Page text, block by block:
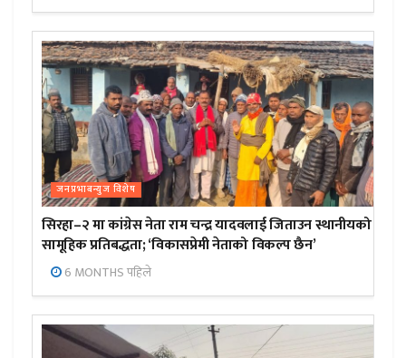
जनप्रभाबन्युज विशेष
सिरहा–२ मा कांग्रेस नेता राम चन्द्र यादवलाई जिताउन स्थानीयको
सामूहिक प्रतिबद्धता; ‘विकासप्रेमी नेताको विकल्प छैन’
6 MONTHS पहिले